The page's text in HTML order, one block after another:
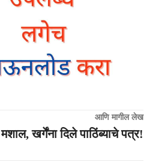
आणि मागील लेख
खर्गेंना दिले पाठिंब्याचे पत्र!